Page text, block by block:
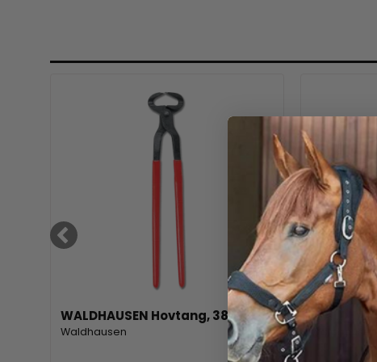
WALDHAUSEN Hovtang, 38 cm
Waldhausen Waldhausen